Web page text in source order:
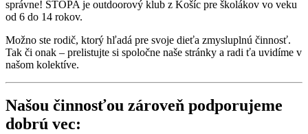
správne! STOPA je outdoorový klub z Košíc pre školákov vo veku
od 6 do 14 rokov.
Možno ste rodič, ktorý hľadá pre svoje dieťa zmysluplnú činnosť.
Tak či onak – prelistujte si spoločne naše stránky a radi ťa uvidíme v
našom kolektíve.
Našou činnosťou zároveň podporujeme
dobrú vec: